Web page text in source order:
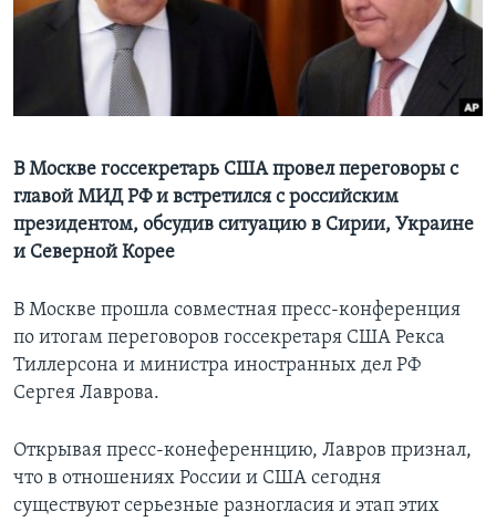
Learning English
СОЦИАЛЬНЫЕ СЕТИ
Языки
В Москве госсекретарь США провел переговоры c
главой МИД РФ и встретился с российским
президентом, обсудив ситуацию в Сирии, Украине
и Северной Корее
В Москве прошла совместная пресс-конференция
по итогам переговоров госсекретаря США Рекса
Тиллерсона и министра иностранных дел РФ
Сергея Лаврова.
Открывая пресс-конеференнцию, Лавров признал,
что в отношениях России и США сегодня
существуют серьезные разногласия и этап этих